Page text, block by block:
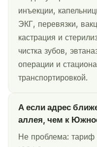
инъекции,
ЭКГ, перевязки,
кастрация и
чистка зубов,
операции и
транспортировкой.
А если адрес
аллея, чем к
Не проблема: тариф